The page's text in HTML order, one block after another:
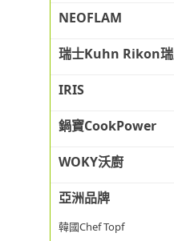
NEOFLAM
瑞士Kuhn Rikon
IRIS
鍋寶CookPower
WOKY沃廚
亞洲品牌
韓國Chef Topf